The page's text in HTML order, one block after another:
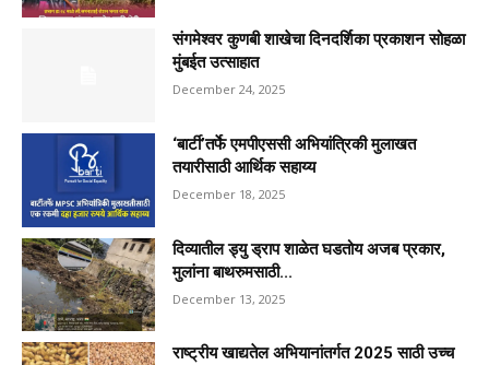
संगमेश्वर कुणबी शाखेचा दिनदर्शिका प्रकाशन सोहळा
मुंबईत उत्साहात
December 24, 2025
‘बार्टी’तर्फे एमपीएससी अभियांत्रिकी मुलाखत
तयारीसाठी आर्थिक सहाय्य
December 18, 2025
दिव्यातील ड्यु ड्राप शाळेत घडतोय अजब प्रकार,
मुलांना बाथरुमसाठी...
December 13, 2025
राष्ट्रीय खाद्यतेल अभियानांतर्गत 2025 साठी उच्च